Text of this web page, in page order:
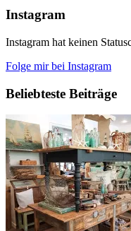
Instagram
Instagram hat keinen
Folge mir bei Instagram
Beliebteste Beiträge